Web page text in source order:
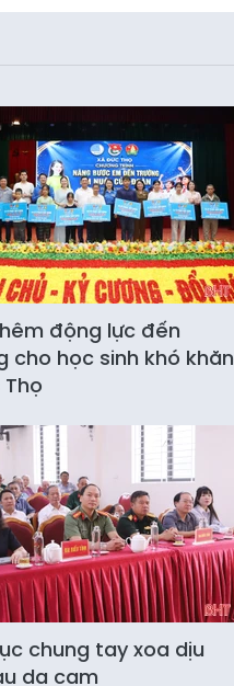
động lực đến
cho học sinh khó khăn
chung tay xoa dịu
da cam